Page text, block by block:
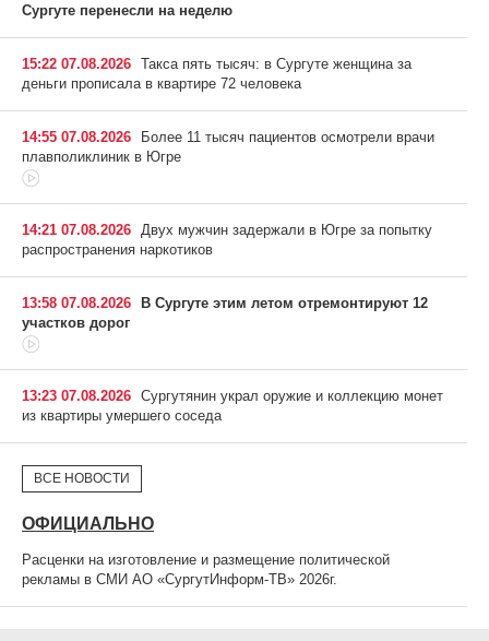
Сургуте перенесли на неделю
15:22 07.08.2026 Такса пять тысяч: в Сургуте женщина за
деньги прописала в квартире 72 человека
14:55 07.08.2026
Более 11 тысяч пациентов осмотрели врачи
плавполиклиник в Югре
14:21 07.08.2026
Двух мужчин задержали в Югре за попытку
распространения наркотиков
13:58 07.08.2026 В Сургуте этим летом отремонтируют 12
участков дорог
13:23 07.08.2026 Сургутянин украл оружие и коллекцию монет
из квартиры умершего соседа
ВСЕ НОВОСТИ
ОФИЦИАЛЬНО
Расценки на изготовление и размещение политической
рекламы в СМИ АО «СургутИнформ-ТВ» 2026г.